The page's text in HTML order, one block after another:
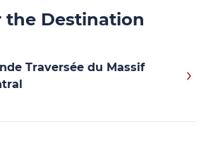
the Destination
Traversée du Massif